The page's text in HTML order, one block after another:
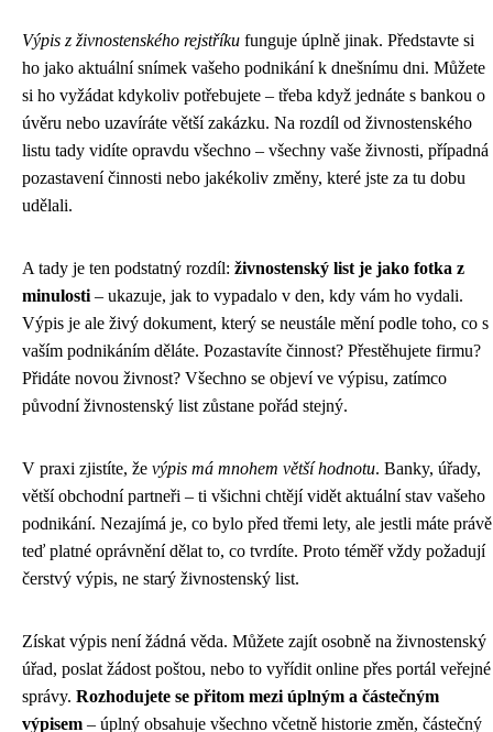
Výpis z živnostenského rejstříku funguje úplně jinak. Představte si
ho jako aktuální snímek vašeho podnikání k dnešnímu dni. Můžete
si ho vyžádat kdykoliv potřebujete – třeba když jednáte s bankou o
úvěru nebo uzavíráte větší zakázku. Na rozdíl od živnostenského
listu tady vidíte opravdu všechno – všechny vaše živnosti, případná
pozastavení činnosti nebo jakékoliv změny, které jste za tu dobu
udělali.
A tady je ten podstatný rozdíl: živnostenský list je jako fotka z
minulosti – ukazuje, jak to vypadalo v den, kdy vám ho vydali.
Výpis je ale živý dokument, který se neustále mění podle toho, co s
vaším podnikáním děláte. Pozastavíte činnost? Přestěhujete firmu?
Přidáte novou živnost? Všechno se objeví ve výpisu, zatímco
původní živnostenský list zůstane pořád stejný.
V praxi zjistíte, že výpis má mnohem větší hodnotu. Banky, úřady,
větší obchodní partneři – ti všichni chtějí vidět aktuální stav vašeho
podnikání. Nezajímá je, co bylo před třemi lety, ale jestli máte právě
teď platné oprávnění dělat to, co tvrdíte. Proto téměř vždy požadují
čerstvý výpis, ne starý živnostenský list.
Získat výpis není žádná věda. Můžete zajít osobně na živnostenský
úřad, poslat žádost poštou, nebo to vyřídit online přes portál veřejné
správy. Rozhodujete se přitom mezi úplným a částečným
výpisem – úplný obsahuje všechno včetně historie změn, částečný